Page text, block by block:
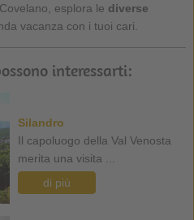
esplora le diverse
vacanza con i tuoi cari.
interessarti:
Silandro
Il capoluogo della Val Venosta
merita una visita ...
di più